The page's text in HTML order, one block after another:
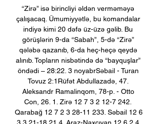
“Zirə” isə birincliyi əldən verməməyə
çalışacaq. Ümumiyyətlə, bu komandalar
indiyə kimi 20 dəfə üz-üzə gəlib. Bu
görüşlərin 9-da “Sabah”, 5-də “Zirə”
qələbə qazanıb, 6-da heç-heçə qeydə
alınıb. Topların nisbətində də “bayquşlar”
öndədi – 28:22. 3 noyabrSəbail - Turan
Tovuz 2:1Rüfət Abdullazadə, 47.
Aleksandr Ramalinqom, 78-p. - Otto
Con, 26. 1. Zirə 12 7 3 2 12-7 242.
Qarabağ 12 7 2 3 28-11 233. Səbail 12 6